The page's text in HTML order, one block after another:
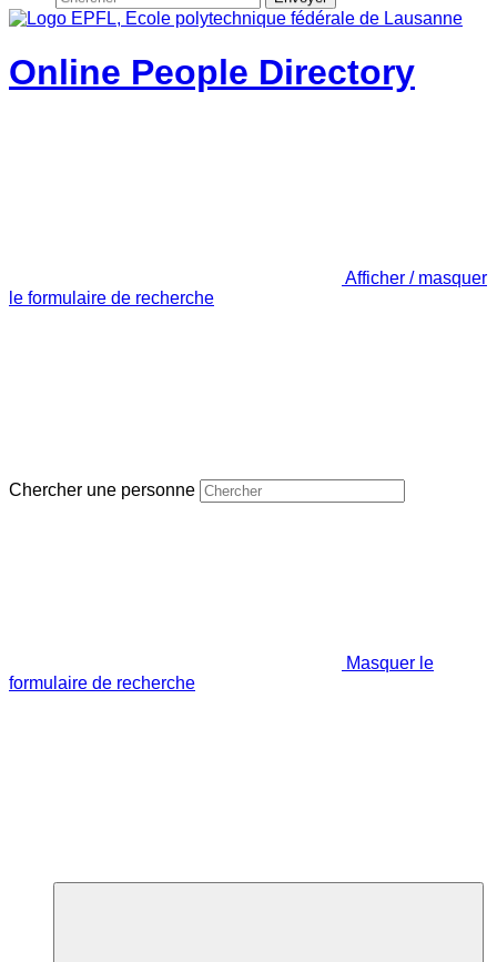
Online People Directory
Afficher / masquer
le formulaire de recherche
Chercher une personne
Masquer le
formulaire de recherche